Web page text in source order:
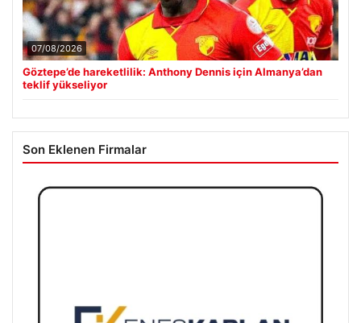
07/08/2026
Göztepe’de hareketlilik: Anthony Dennis için Almanya’dan
teklif yükseliyor
Son Eklenen Firmalar